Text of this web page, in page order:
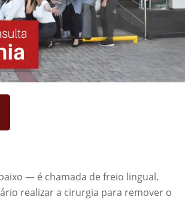
— é chamada de freio lingual.
realizar a cirurgia para remover o